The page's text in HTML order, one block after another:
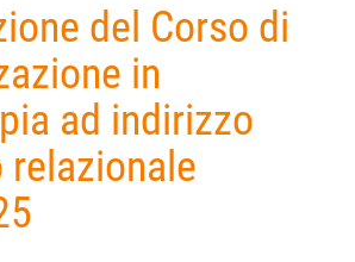
del Corso di
in
ad indirizzo